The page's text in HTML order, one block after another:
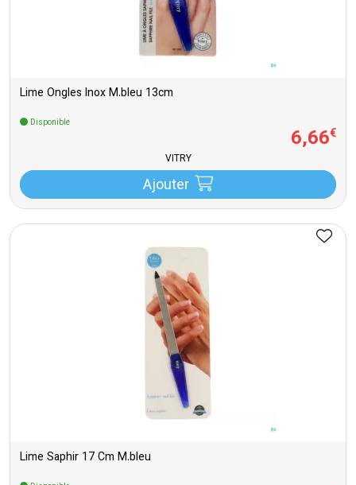
Lime Ongles Inox M.bleu 13cm
Disponible
6,66€
VITRY
Ajouter
Lime Saphir 17 Cm M.bleu